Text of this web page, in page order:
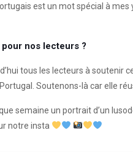
est un mot spécial à
pour nos lecteurs ?⁠
tous les lecteurs à soutenir
Soutenons-là car elle
semaine un portrait d’un
notre insta